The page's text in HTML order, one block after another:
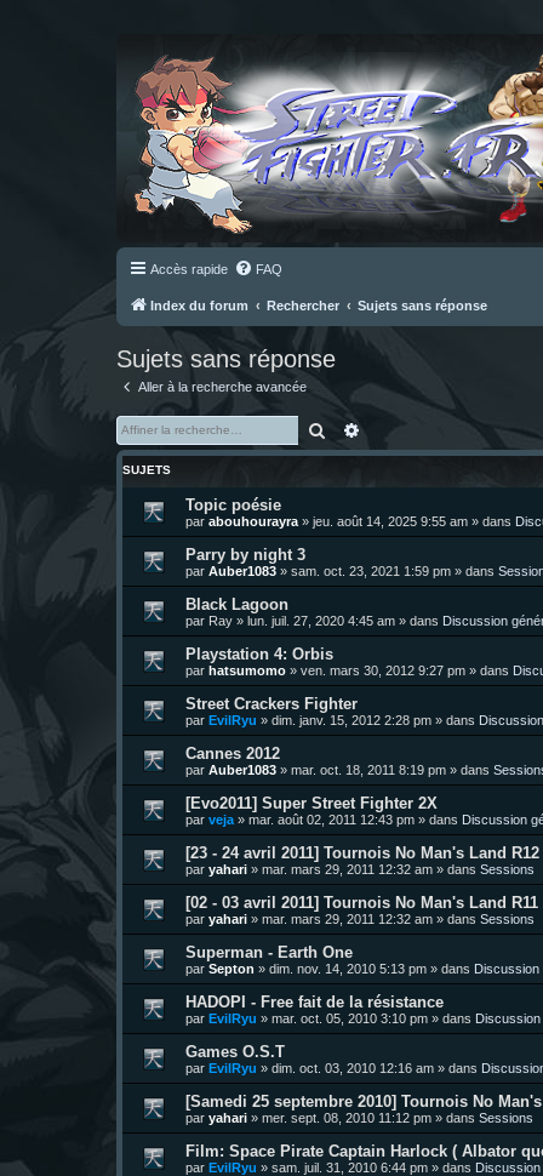
Accès rapide FAQ
Index du forum Rechercher Sujets sans réponse
Sujets sans réponse
Aller à la recherche avancée
Rechercher
Recherche avancée
SUJETS
Topic poésie
par abouhourayra » jeu. août 14, 2025 9:55 am » dans
Parry by night 3
par Auber1083 » sam. oct. 23, 2021 1:59 pm » dans
Black Lagoon
par Ray » lun. juil. 27, 2020 4:45 am » dans Discussion
Playstation 4: Orbis
par hatsumomo » ven. mars 30, 2012 9:27 pm » dans
Street Crackers Fighter
par EvilRyu » dim. janv. 15, 2012 2:28 pm » dans
Cannes 2012
par Auber1083 » mar. oct. 18, 2011 8:19 pm » dans
[Evo2011] Super Street Fighter 2X
par veja » mar. août 02, 2011 12:43 pm » dans Discussion
[23 - 24 avril 2011] Tournois No Man's Land
par yahari » mar. mars 29, 2011 12:32 am » dans Sessions
[02 - 03 avril 2011] Tournois No Man's Land
par yahari » mar. mars 29, 2011 12:32 am » dans Sessions
Superman - Earth One
par Septon » dim. nov. 14, 2010 5:13 pm » dans Discussion
HADOPI - Free fait de la résistance
par EvilRyu » mar. oct. 05, 2010 3:10 pm » dans
Games O.S.T
par EvilRyu » dim. oct. 03, 2010 12:16 am » dans
[Samedi 25 septembre 2010] Tournois No
par yahari » mer. sept. 08, 2010 11:12 pm » dans Sessions
Film: Space Pirate Captain Harlock ( Albator
par EvilRyu » sam. juil. 31, 2010 6:44 pm » dans